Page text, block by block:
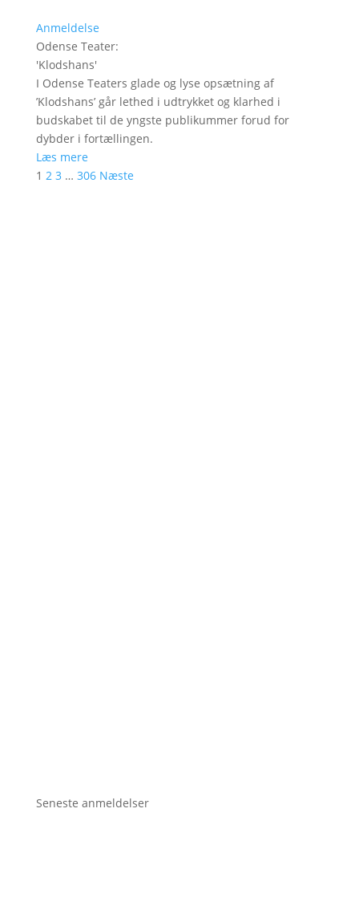
Anmeldelse
Odense Teater:
'Klodshans'
I Odense Teaters glade og lyse opsætning af
’Klodshans’ går lethed i udtrykket og klarhed i
budskabet til de yngste publikummer forud for
dybder i fortællingen.
Læs mere
1 2 3 … 306 Næste
Seneste anmeldelser